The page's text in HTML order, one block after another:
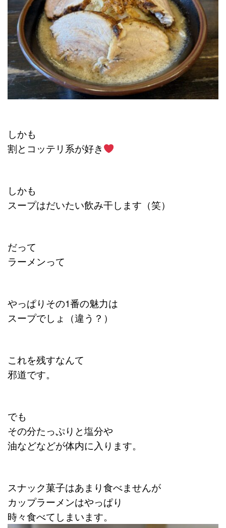
しかも
割とコッテリ系が好き
しかも
スープはだいたい飲み干します（笑）
だって
ラーメンって
やっぱりその1番の魅力は
スープでしょ（違う？）
これを残すなんて
邪道です。
でも
その分たっぷりと塩分や
油などなどが体内に入ります。
スナック菓子はあまり食べませんが
カップラーメンはやっぱり
時々食べてしまいます。